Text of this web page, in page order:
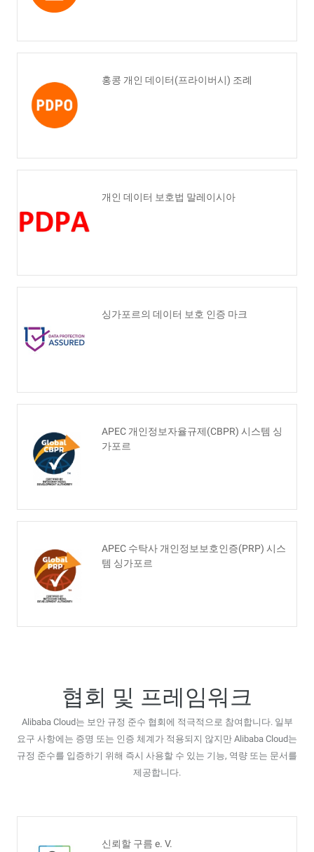
홍콩 개인 데이터(프라이버시) 조례
개인 데이터 보호법 말레이시아
싱가포르의 데이터 보호 인증 마크
APEC 개인정보자율규제(CBPR) 시스템 싱
가포르
APEC 수탁사 개인정보보호인증(PRP) 시스
템 싱가포르
협회 및 프레임워크
Alibaba Cloud는 보안 규정 준수 협회에 적극적으로 참여합니다. 일부
요구 사항에는 증명 또는 인증 체계가 적용되지 않지만 Alibaba Cloud는
규정 준수를 입증하기 위해 즉시 사용할 수 있는 기능, 역량 또는 문서를
제공합니다.
신뢰할 구름 e. V.